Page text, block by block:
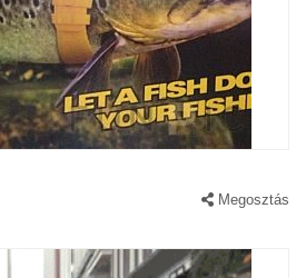
Megosztás